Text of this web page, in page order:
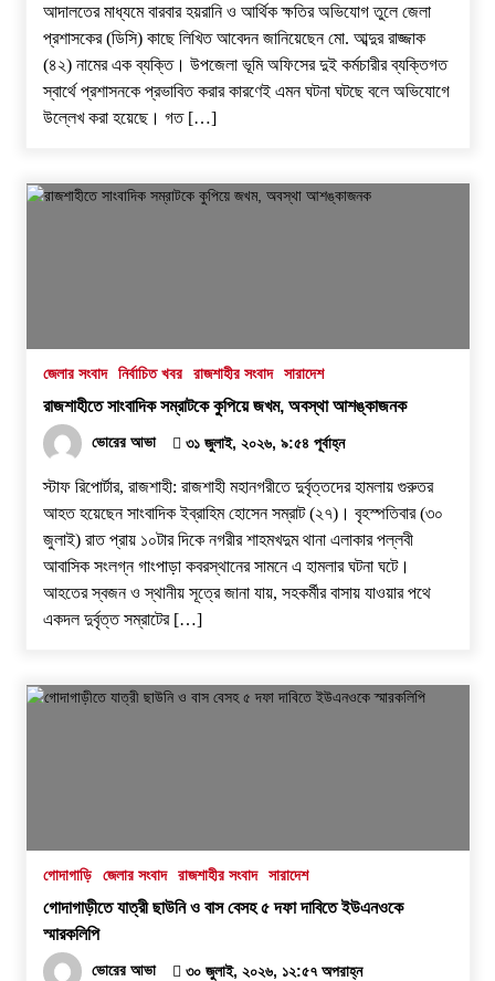
আদালতের মাধ্যমে বারবার হয়রানি ও আর্থিক ক্ষতির অভিযোগ তুলে জেলা
প্রশাসকের (ডিসি) কাছে লিখিত আবেদন জানিয়েছেন মো. আব্দুর রাজ্জাক
(৪২) নামের এক ব্যক্তি। উপজেলা ভূমি অফিসের দুই কর্মচারীর ব্যক্তিগত
স্বার্থে প্রশাসনকে প্রভাবিত করার কারণেই এমন ঘটনা ঘটছে বলে অভিযোগে
উল্লেখ করা হয়েছে। ​গত […]
জেলার সংবাদ নির্বাচিত খবর রাজশাহীর সংবাদ সারাদেশ
রাজশাহীতে সাংবাদিক সম্রাটকে কুপিয়ে জখম, অবস্থা আশঙ্কাজনক
ভোরের আভা ৩১ জুলাই, ২০২৬, ৯:৫৪ পূর্বাহ্ন
স্টাফ রিপোর্টার, রাজশাহী: রাজশাহী মহানগরীতে দুর্বৃত্তদের হামলায় গুরুতর
আহত হয়েছেন সাংবাদিক ইব্রাহিম হোসেন সম্রাট (২৭)। বৃহস্পতিবার (৩০
জুলাই) রাত প্রায় ১০টার দিকে নগরীর শাহমখদুম থানা এলাকার পল্লবী
আবাসিক সংলগ্ন গাংপাড়া কবরস্থানের সামনে এ হামলার ঘটনা ঘটে।
আহতের স্বজন ও স্থানীয় সূত্রে জানা যায়, সহকর্মীর বাসায় যাওয়ার পথে
একদল দুর্বৃত্ত সম্রাটের […]
গোদাগাড়ি জেলার সংবাদ রাজশাহীর সংবাদ সারাদেশ
গোদাগাড়ীতে যাত্রী ছাউনি ও বাস বেসহ ৫ দফা দাবিতে ইউএনওকে
স্মারকলিপি
ভোরের আভা ৩০ জুলাই, ২০২৬, ১২:৫৭ অপরাহ্ন